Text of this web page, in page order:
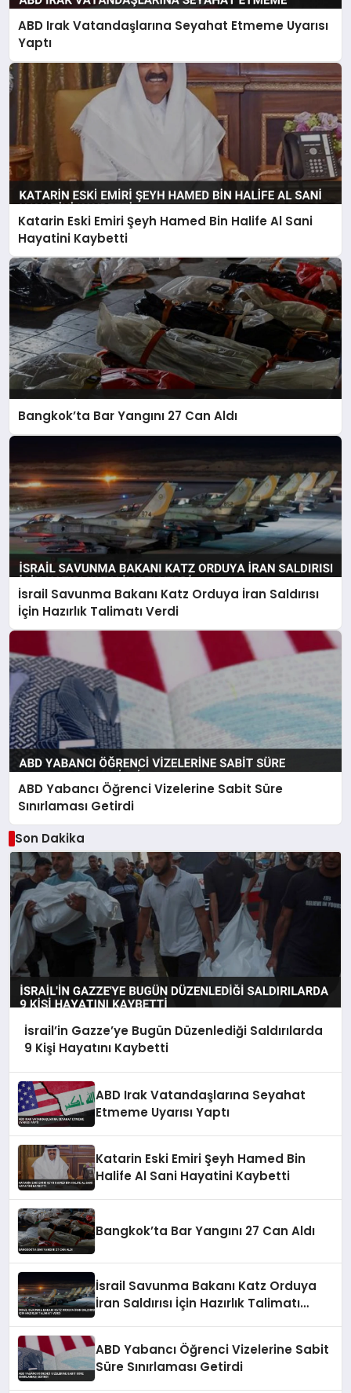
ABD Irak Vatandaşlarına Seyahat Etmeme Uyarısı
Yaptı
Katarin Eski Emiri Şeyh Hamed Bin Halife Al Sani
Hayatini Kaybetti
Bangkok’ta Bar Yangını 27 Can Aldı
İsrail Savunma Bakanı Katz Orduya İran Saldırısı
İçin Hazırlık Talimatı Verdi
ABD Yabancı Öğrenci Vizelerine Sabit Süre
Sınırlaması Getirdi
Son Dakika
İsrail’in Gazze’ye Bugün Düzenlediği Saldırılarda
9 Kişi Hayatını Kaybetti
ABD Irak Vatandaşlarına Seyahat
Etmeme Uyarısı Yaptı
Katarin Eski Emiri Şeyh Hamed Bin
Halife Al Sani Hayatini Kaybetti
Bangkok’ta Bar Yangını 27 Can Aldı
İsrail Savunma Bakanı Katz Orduya
İran Saldırısı İçin Hazırlık Talimatı
ABD Yabancı Öğrenci Vizelerine Sabit
Süre Sınırlaması Getirdi